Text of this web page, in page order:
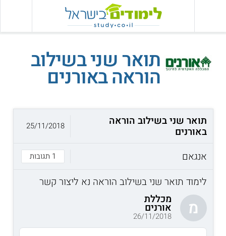
תואר שני בשילוב
הוראה באורנים
תואר שני בשילוב הוראה
באורנים
אנגאם
1 תגובות
25/11/2018
לימוד תואר שני בשילוב הוראה נא ליצור קשר
מ מכללת
אורנים
26/11/2018